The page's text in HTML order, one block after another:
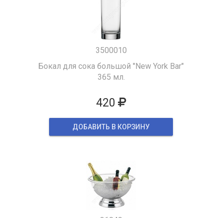
3500010
Бокал для сока большой "New York Bar"
365 мл.
420
ДОБАВИТЬ В КОРЗИНУ